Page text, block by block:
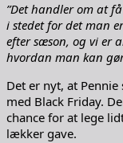
”Det handler om at
i stedet for det man
efter sæson, og vi er
hvordan man kan
Det er nyt, at
med Black Friday.
chance for at lege
lækker gave.